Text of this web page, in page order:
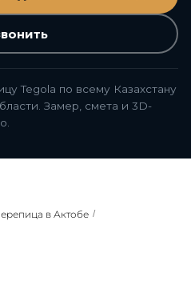
Tegola по всему Казахстану
Замер, смета и 3D-
в Актобе /